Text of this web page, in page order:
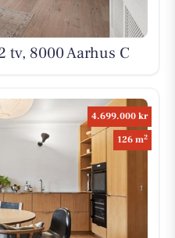
tv, 8000 Aarhus C
4.699.000 kr
126 m2